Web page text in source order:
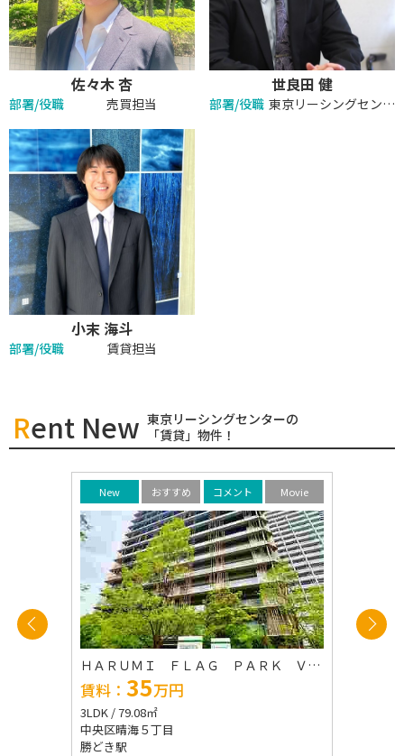
佐々木 杏
部署/役職 売買担当
世良田 健
部署/役職 東京リーシングセンター マネージャー代理
小末 海斗
部署/役職 賃貸担当
Rent New 東京リーシングセンターの
「賃貸」物件！
New おすすめ コメント Movie
ＨＡＲＵＭＩ ＦＬＡＧ ＰＡＲＫ ＶＩＬＬＡＧＥ Ｄ棟
賃料： 35万円
3LDK / 79.08㎡
中央区晴海５丁目
勝どき駅